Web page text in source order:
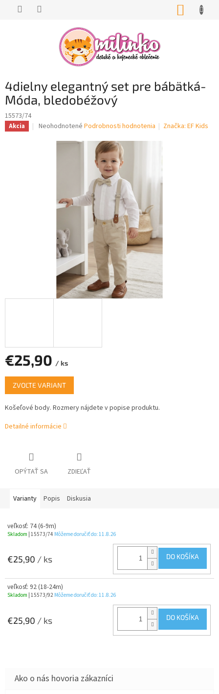
4dielny elegantný set pre bábätká-
Móda, bledobéžový
15573/74
Akcia
Priemerné
produktu
Neohodnotené Podrobnosti hodnotenia Značka:EF Kids
€25,90 / ks
Jednotková
cena:
ZVOĽTE VARIANT
Košeľové body. Rozmery nájdete v popise produktu.
Detailné informácie
OPÝTAŤ SA ZDIEĽAŤ
Varianty Popis Diskusia
veľkosť: 74 (6-9m)
Skladom | 15573/74 Môžeme doručiť do: 11.8.26
€25,90 / ks DO KOŠÍKA
veľkosť: 92 (18-24m)
Skladom | 15573/92 Môžeme doručiť do: 11.8.26
€25,90 / ks DO KOŠÍKA